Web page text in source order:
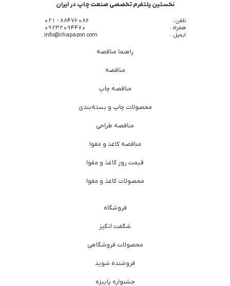
نخستین پلتفرم تخصصی صنعت چاپ در ایران
تلفن :
88476086 - 021
همراه :
09232094470
ایمیل :
info@chapazon.com
راهنما مناقصه
مناقصه
مناقصه چاپ
محصولات چاپ و بسته‌بندی
مناقصه طراحی
مناقصه کاغذ و مقوا
قیمت روز کاغذ و مقوا
محصولات کاغذ و مقوا
فروشگاه
شگفت انگیز
محصولات فروشگاهی
فروشنده شوید
جشنواره پاییزه